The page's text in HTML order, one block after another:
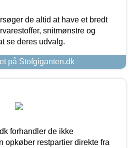
de altid at have et bredt
snitmønstre og
se deres udvalg.
på Stofgiganten.dk
forhandler de ikke
opkøber restpartier direkte fra